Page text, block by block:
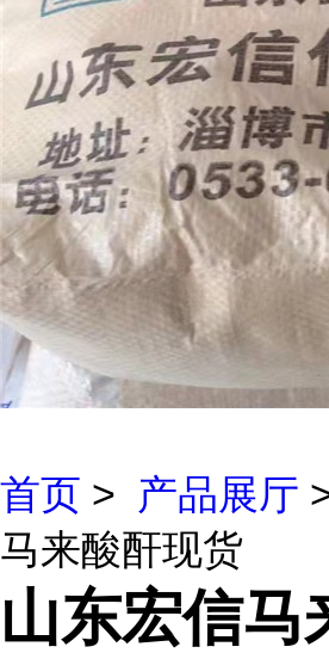
首页 > 产品展厅
马来酸酐现货
山东宏信马